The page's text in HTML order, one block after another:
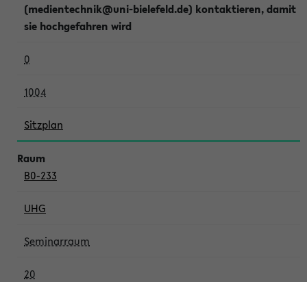
(medientechnik@uni-bielefeld.de) kontaktieren, damit
sie hochgefahren wird
0
1004
Sitzplan
B0-233
UHG
Seminarraum
20